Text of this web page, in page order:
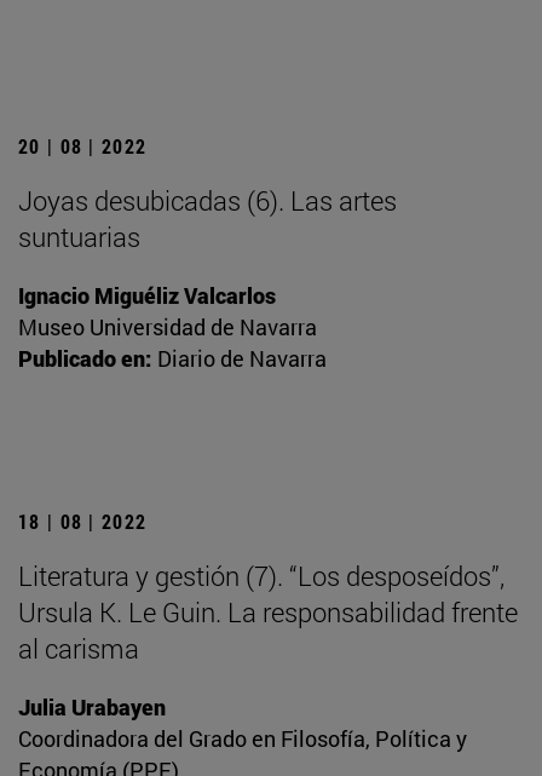
20 | 08 | 2022
Joyas desubicadas (6). Las artes
suntuarias
Ignacio Miguéliz Valcarlos
Museo Universidad de Navarra
Publicado en: Diario de Navarra
18 | 08 | 2022
Literatura y gestión (7). “Los desposeídos”,
Ursula K. Le Guin. La responsabilidad frente
al carisma
Julia Urabayen
Coordinadora del Grado en Filosofía, Política y
Economía (PPE)